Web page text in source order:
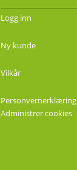
Logg inn
Ny kunde
Vilkår
Personvernerklæring
Administrer cookies